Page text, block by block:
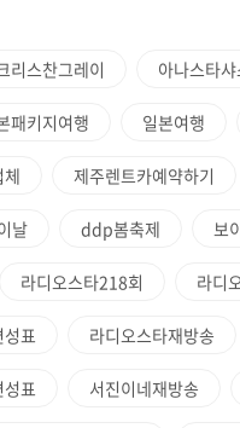
리스찬그레이 아나스타샤
패키지여행 일본여행
제주렌트카예약하기
날 ddp봄축제 보
라디오스타218회 라디
표 라디오스타재방송
표 서진이네재방송